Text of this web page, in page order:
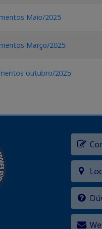
Maio/2025
Março/2025
outubro/2025